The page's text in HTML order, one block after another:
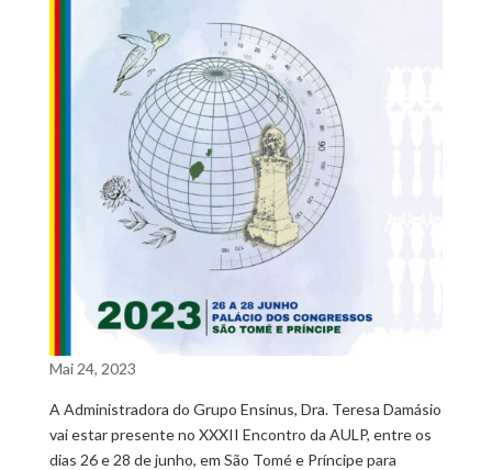
Mai 24, 2023
A Administradora do Grupo Ensinus, Dra. Teresa Damásio
vai estar presente no XXXII Encontro da AULP, entre os
dias 26 e 28 de junho, em São Tomé e Príncipe para